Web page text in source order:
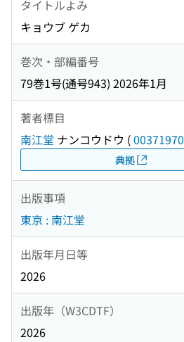
タイトルよみ
キョウブ ゲカ
巻次・部編番号
79巻1号(通号943) 2026年1月
著者標目
南江堂 ナンコウドウ (00371970
典拠
出版事項
東京 : 南江堂
出版年月日等
2026
出版年（W3CDTF）
2026